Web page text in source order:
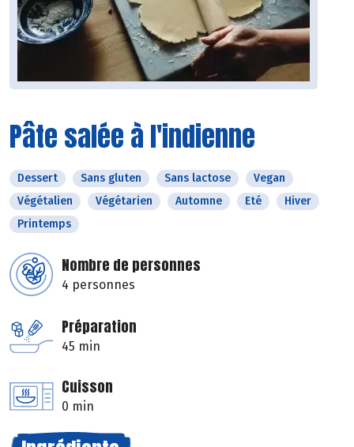
Pâte salée à l'indienne
Dessert Sans gluten Sans lactose
Vegan
Végétalien
Végétarien Automne Eté
Hiver
Printemps
Nombre de personnes
4 personnes
Préparation
45 min
Cuisson
0 min